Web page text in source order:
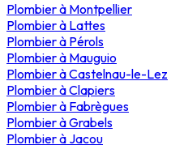
Plombierà Montpellier
Plombierà Lattes
Plombierà Pérols
Plombierà Mauguio
PlombieràCastelnau-le-Lez
PlombieràClapiers
Plombierà Fabrègues
PlombieràGrabels
Plombierà Jacou